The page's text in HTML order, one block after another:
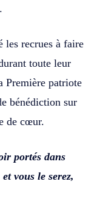
les recrues à faire
toute leur
Première patriote
bénédiction sur
de cœur.
portés dans
vous le serez,